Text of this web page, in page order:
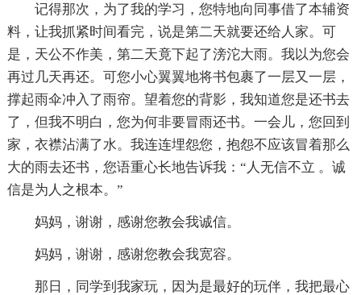
记得那次，为了我的学习，您特地向同事借了本辅资
料，让我抓紧时间看完，说是第二天就要还给人家。可
是，天公不作美，第二天竟下起了滂沱大雨。我以为您会
再过几天再还。可您小心翼翼地将书包裹了一层又一层，
撑起雨伞冲入了雨帘。望着您的背影，我知道您是还书去
了，但我不明白，您为何非要冒雨还书。一会儿，您回到
家，衣襟沾满了水。我连连埋怨您，抱怨不应该冒着那么
大的雨去还书，您语重心长地告诉我：“人无信不立 。诚
信是为人之根本。”
妈妈，谢谢，感谢您教会我诚信。
妈妈，谢谢，感谢您教会我宽容。
那日，同学到我家玩，因为是最好的玩伴，我把最心